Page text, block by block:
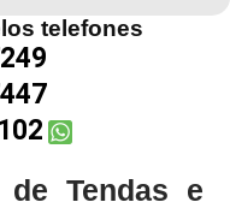
telefones
Tendas e